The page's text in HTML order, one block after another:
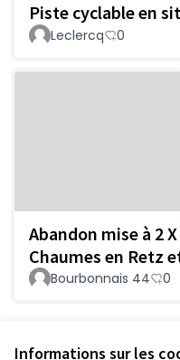
Informations sur les
Piste cyclable en
Leclercq
0
Abandon mise à 2
Chaumes en Retz
Bourbonnais 44 0